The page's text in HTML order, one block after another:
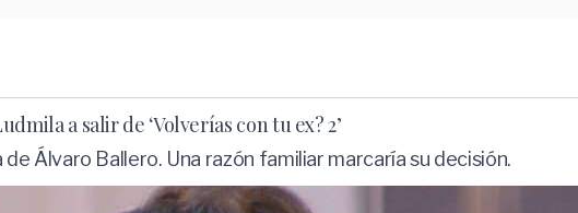
a salir de ‘Volverías con tu ex? 2’
Álvaro Ballero. Una razón familiar marcaría su decisión.